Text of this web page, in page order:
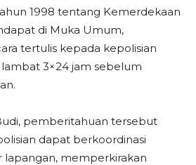
1998 tentang Kemerdekaan
di Muka Umum,
tertulis kepada kepolisian
3×24 jam sebelum
pemberitahuan tersebut
dapat berkoordinasi
lapangan, memperkirakan